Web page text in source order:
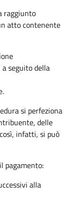
raggiunto
atto contenente
seguito della
si perfeziona
delle
infatti, si può
pagamento:
alla